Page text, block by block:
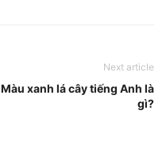
Next article
Màu xanh lá cây tiếng Anh là
gì?